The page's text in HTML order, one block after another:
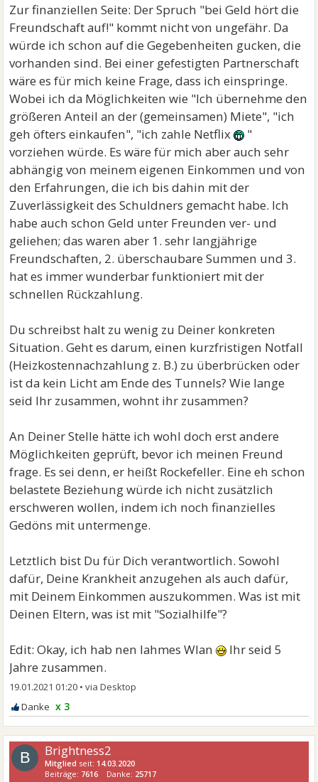
Zur finanziellen Seite: Der Spruch "bei Geld hört die
Freundschaft auf!" kommt nicht von ungefähr. Da
würde ich schon auf die Gegebenheiten gucken, die
vorhanden sind. Bei einer gefestigten Partnerschaft
wäre es für mich keine Frage, dass ich einspringe.
Wobei ich da Möglichkeiten wie "Ich übernehme den
größeren Anteil an der (gemeinsamen) Miete", "ich
geh öfters einkaufen", "ich zahle Netflix
"
vorziehen würde. Es wäre für mich aber auch sehr
abhängig von meinem eigenen Einkommen und von
den Erfahrungen, die ich bis dahin mit der
Zuverlässigkeit des Schuldners gemacht habe. Ich
habe auch schon Geld unter Freunden ver- und
geliehen; das waren aber 1. sehr langjährige
Freundschaften, 2. überschaubare Summen und 3.
hat es immer wunderbar funktioniert mit der
schnellen Rückzahlung.
Du schreibst halt zu wenig zu Deiner konkreten
Situation. Geht es darum, einen kurzfristigen Notfall
(Heizkostennachzahlung z. B.) zu überbrücken oder
ist da kein Licht am Ende des Tunnels? Wie lange
seid Ihr zusammen, wohnt ihr zusammen?
An Deiner Stelle hätte ich wohl doch erst andere
Möglichkeiten geprüft, bevor ich meinen Freund
frage. Es sei denn, er heißt Rockefeller. Eine eh schon
belastete Beziehung würde ich nicht zusätzlich
erschweren wollen, indem ich noch finanzielles
Gedöns mit untermenge.
Letztlich bist Du für Dich verantwortlich. Sowohl
dafür, Deine Krankheit anzugehen als auch dafür,
mit Deinem Einkommen auszukommen. Was ist mit
Deinen Eltern, was ist mit "Sozialhilfe"?
Edit: Okay, ich hab nen lahmes Wlan
Ihr seid 5
Jahre zusammen.
19.01.2021 01:20 •
x 3
B Brightness2
Mitglied seit: 14.03.2020
Beiträge: 7616 Danke: 25717